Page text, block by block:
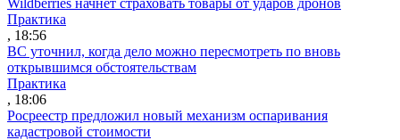
Практика
, 18:56
ВС уточнил, когда дело можно пересмотреть по вновь
открывшимся обстоятельствам
Практика
, 18:06
Росреестр предложил новый механизм оспаривания
кадастровой стоимости